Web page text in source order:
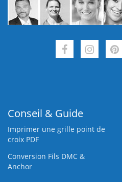
Conseil & Guide
Imprimer une grille point de
croix PDF
Conversion Fils DMC &
Anchor